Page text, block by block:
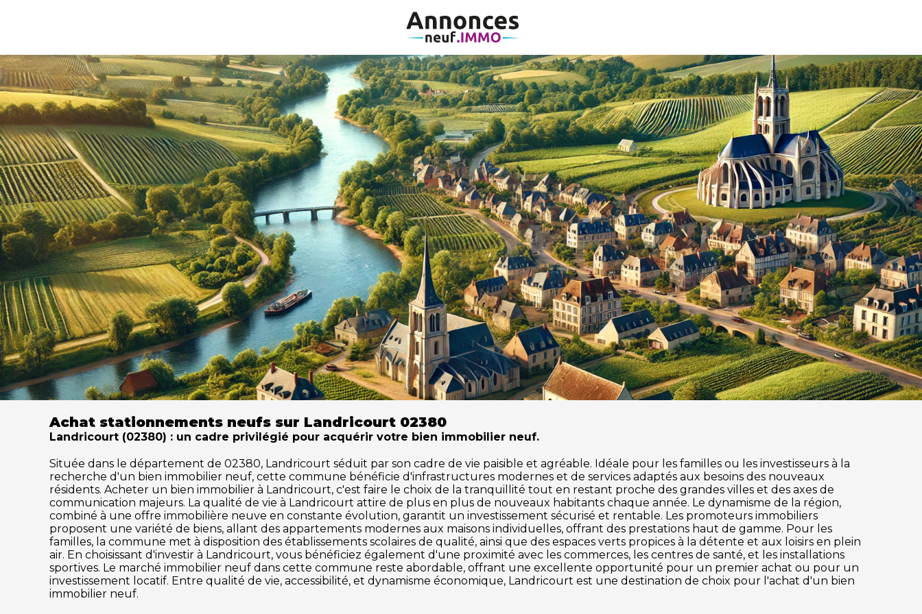
Achat stationnements neufs sur Landricourt 02380
Landricourt (02380) : un cadre privilégié pour acquérir votre bien immobilier neuf.
Située dans le département de 02380, Landricourt séduit par son cadre de vie paisible et agréable. Idéale pour les familles ou les investisseurs à la
recherche d'un bien immobilier neuf, cette commune bénéficie d'infrastructures modernes et de services adaptés aux besoins des nouveaux
résidents. Acheter un bien immobilier à Landricourt, c'est faire le choix de la tranquillité tout en restant proche des grandes villes et des axes de
communication majeurs. La qualité de vie à Landricourt attire de plus en plus de nouveaux habitants chaque année. Le dynamisme de la région,
combiné à une offre immobilière neuve en constante évolution, garantit un investissement sécurisé et rentable. Les promoteurs immobiliers
proposent une variété de biens, allant des appartements modernes aux maisons individuelles, offrant des prestations haut de gamme. Pour les
familles, la commune met à disposition des établissements scolaires de qualité, ainsi que des espaces verts propices à la détente et aux loisirs en plein
air. En choisissant d'investir à Landricourt, vous bénéficiez également d'une proximité avec les commerces, les centres de santé, et les installations
sportives. Le marché immobilier neuf dans cette commune reste abordable, offrant une excellente opportunité pour un premier achat ou pour un
investissement locatif. Entre qualité de vie, accessibilité, et dynamisme économique, Landricourt est une destination de choix pour l'achat d'un bien
immobilier neuf.